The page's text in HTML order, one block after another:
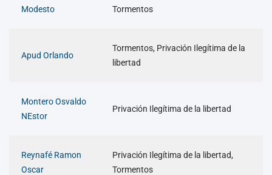
Modesto
Tormentos
Apud Orlando
Tormentos, Privación Ilegítima de la
libertad
Montero Osvaldo
NEstor
Privación Ilegítima de la libertad
Reynafé Ramon
Oscar
Privación Ilegítima de la libertad,
Tormentos